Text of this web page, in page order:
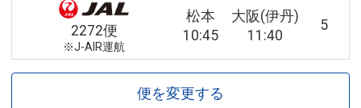
2272便
※J-AIR運航
松本
10:45
大阪(伊丹)
11:40
5
便を変更する